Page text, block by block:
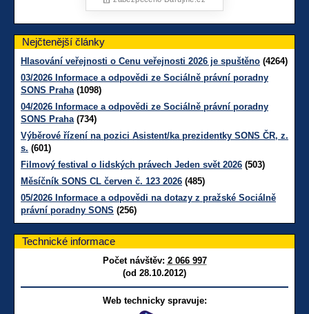
Nejčtenější články
Hlasování veřejnosti o Cenu veřejnosti 2026 je spuštěno (4264)
03/2026 Informace a odpovědi ze Sociálně právní poradny
SONS Praha(1098)
04/2026 Informace a odpovědi ze Sociálně právní poradny
SONS Praha(734)
Výběrové řízení na pozici Asistent/ka prezidentky SONS ČR, z.
s. (601)
Filmový festival o lidských právech Jeden svět 2026 (503)
Měsíčník SONS CL červen č. 123 2026 (485)
05/2026 Informace a odpovědi na dotazy z pražské Sociálně
právní poradny SONS (256)
Technické informace
Počet návštěv: 2 066 997
(od 28.10.2012)
Web technicky spravuje: